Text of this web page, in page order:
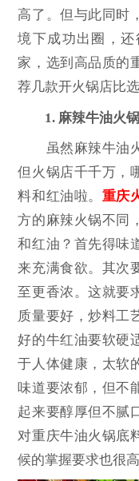
高了。但与此同时
境下成功出圈，
家，选到高品质的
荐几款开火锅店比
1. 麻辣牛油火
虽然麻辣牛油火
但火锅店千千万，
料和红油啦。 重庆
方的麻辣火锅不同
和红油？首先得味
来充满食欲。其次
至更香浓。这就要
质量要好，炒料工
好的牛红油要软硬
于人体健康，太软
味道要浓郁，但不
起来要醇厚但不腻
对重庆牛油火锅底
候的掌握要求也很高